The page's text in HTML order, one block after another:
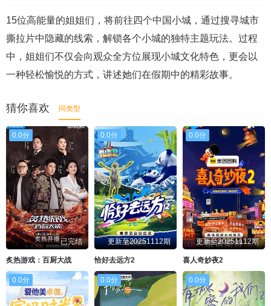
15位高能量的姐姐们，将前往四个中国小城，通过搜寻城市
撕拉片中隐藏的线索，解锁各个小城的独特主题玩法。过程
中，姐姐们不仅会向观众全方位展现小城文化特色，更会以
一种轻松愉悦的方式，讲述她们在假期中的精彩故事。
猜你喜欢 同类型
0.0分
已完结
炙热游戏：百厨大战
0.0分
更新至20251112期
恰好去远方2
0.0分
更新至20251112期
喜人奇妙夜2
0.0分 0.0分 0.0分